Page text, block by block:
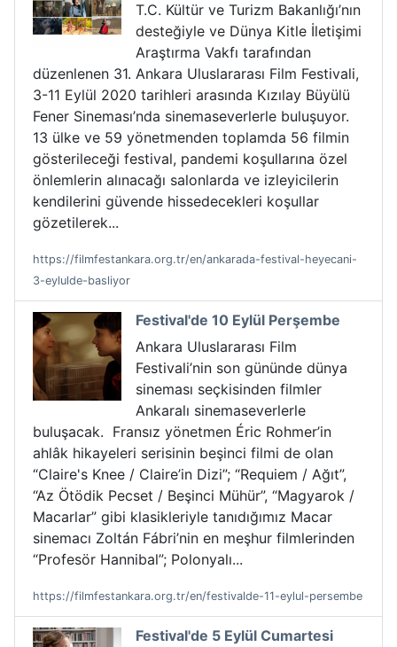
T.C. Kültür ve Turizm Bakanlığı’nın
desteğiyle ve Dünya Kitle İletişimi
Araştırma Vakfı tarafından
düzenlenen 31. Ankara Uluslararası Film Festivali,
3-11 Eylül 2020 tarihleri arasında Kızılay Büyülü
Fener Sineması’nda sinemaseverlerle buluşuyor.
13 ülke ve 59 yönetmenden toplamda 56 filmin
gösterileceği festival, pandemi koşullarına özel
önlemlerin alınacağı salonlarda ve izleyicilerin
kendilerini güvende hissedecekleri koşullar
gözetilerek...
https://filmfestankara.org.tr/en/ankarada-festival-heyecani-
3-eylulde-basliyor
Festival'de 10 Eylül Perşembe
Ankara Uluslararası Film
Festivali’nin son gününde dünya
sineması seçkisinden filmler
Ankaralı sinemaseverlerle
buluşacak. Fransız yönetmen Éric Rohmer’in
ahlâk hikayeleri serisinin beşinci filmi de olan
“Claire's Knee / Claire’in Dizi”; “Requiem / Ağıt”,
“Az Ötödik Pecset / Beşinci Mühür”, “Magyarok /
Macarlar” gibi klasikleriyle tanıdığımız Macar
sinemacı Zoltán Fábri’nin en meşhur filmlerinden
“Profesör Hannibal”; Polonyalı...
https://filmfestankara.org.tr/en/festivalde-11-eylul-persembe
Festival'de 5 Eylül Cumartesi